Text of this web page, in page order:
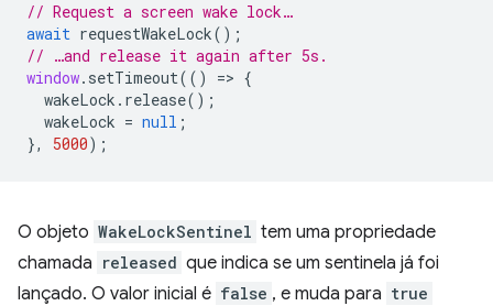
// Request a screen wake lock…
await requestWakeLock();
// …and release it again after 5s.
window. setTimeout(() => {
wakeLock . release();
wakeLock = null ;
},
5000);
O objeto WakeLockSentinel tem uma propriedade
chamada released que indica se um sentinela já foi
lançado. O valor inicial é false , e muda para true